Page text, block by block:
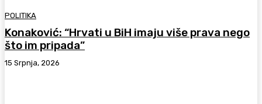
POLITIKA
Konaković: “Hrvati u BiH imaju više prava nego
što im pripada”
15 Srpnja, 2026